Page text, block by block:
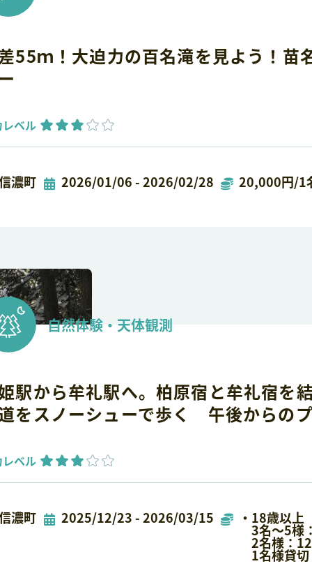
55ｍ！大迫力の百名滝を見よう！苗
ベル
濃町 2026/01/06 - 2026/02/28 20,000円/1
自然体験・天体観測
駅から牟礼駅へ。柏原宿と牟礼宿を
をスノーシューで歩く 午後からの
ベル
濃町 2025/12/23 - 2026/03/15 ・18歳以上
3名～5様
2名様：
1名様貸